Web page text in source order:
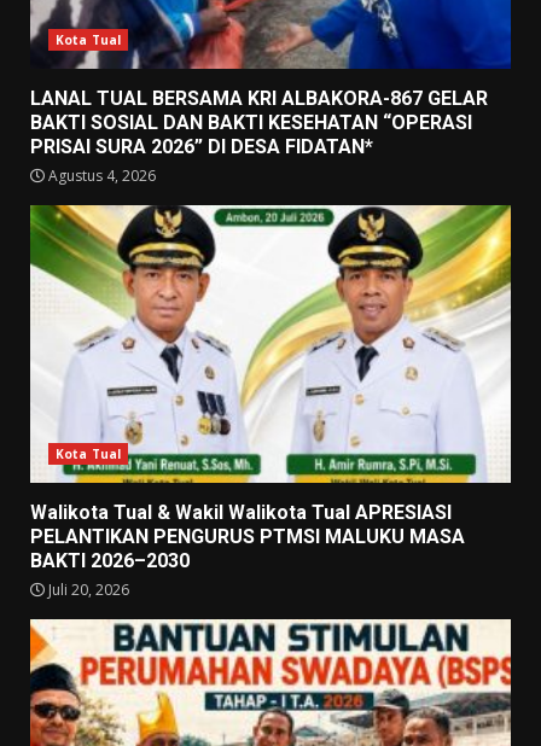
Kota Tual
LANAL TUAL BERSAMA KRI ALBAKORA-867 GELAR
BAKTI SOSIAL DAN BAKTI KESEHATAN “OPERASI
PRISAI SURA 2026” DI DESA FIDATAN*
Agustus 4, 2026
Kota Tual
Walikota Tual & Wakil Walikota Tual APRESIASI
PELANTIKAN PENGURUS PTMSI MALUKU MASA
BAKTI 2026–2030
Juli 20, 2026